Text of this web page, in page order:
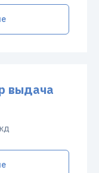
выдача